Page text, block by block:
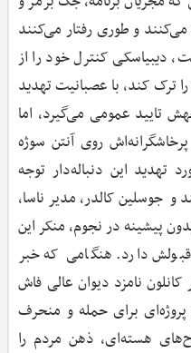
می‌کنند و طوری رفتار می‌کنند
دیبیاسکی کنترل خود را از
ترک کند، با عصبانیت تهدید
تایید عمومی می‌گیرد، اما
روی آنتن سوژه
تهدید این دنباله‌دار توجه
جوسلین کالدر، مدیر ناسا،
پیشینه در نجوم، منکر این
دارد. هنگامی که خبر
نامزد دیوان عالی فاش
پروژه‌ای برای حمله و منحرف
هسته‌ای، ذهن مردم را